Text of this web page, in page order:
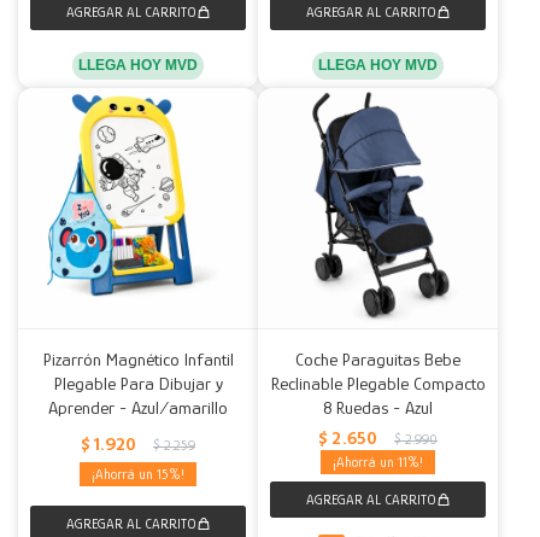
LLEGA HOY MVD LLEGA HOY MVD
Pizarrón Magnético Infantil
Plegable Para Dibujar y
Aprender - Azul/amarillo
$ 1.920 $ 2.259
15
Coche Paraguitas Bebe
Reclinable Plegable Compacto
8 Ruedas - Azul
$ 2.650 $ 2.990
11